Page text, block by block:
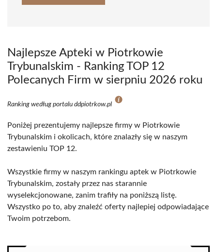
Najlepsze Apteki w Piotrkowie
Trybunalskim - Ranking TOP 12
Polecanych Firm w sierpniu 2026 roku
Ranking według portalu ddpiotrkow.pl
Poniżej prezentujemy najlepsze firmy w Piotrkowie
Trybunalskim i okolicach, które znalazły się w naszym
zestawieniu TOP 12.
Wszystkie firmy w naszym rankingu aptek w Piotrkowie
Trybunalskim, zostały przez nas starannie
wyselekcjonowane, zanim trafiły na poniższą listę.
Wszystko po to, aby znaleźć oferty najlepiej odpowiadające
Twoim potrzebom.